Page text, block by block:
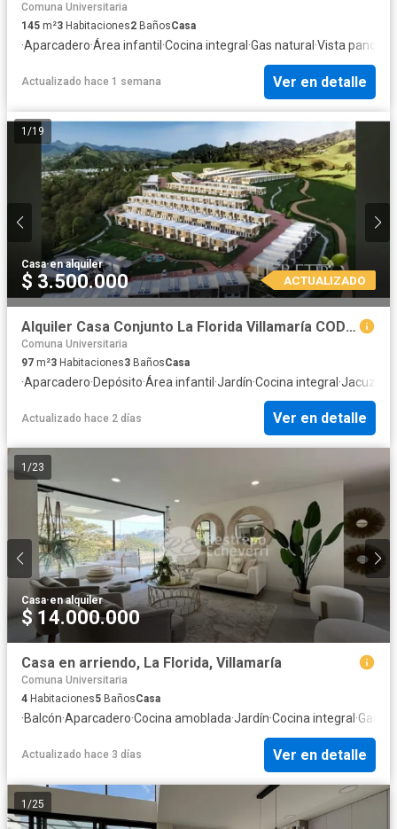
Comuna Universitaria
145 m²3 Habitaciones2 BañosCasa
·Aparcadero·Área infantil ·Cocina integral ·Gas natural ·Vista
Actualizado hace 1 semana Ver en detalle
1 /19
Casa·en alquiler
$ 3.500.000 ACTUALIZADO
Alquiler Casa Conjunto La Florida Villamaría COD 10235681
Comuna Universitaria
97 m²3 Habitaciones3 BañosCasa
·Aparcadero·Depósito·Área infantil ·Jardín·Cocina integral ·Jacuzzi
Actualizado hace 2 días Ver en detalle
1 /23
Casa·en alquiler
$ 14.000.000
Casa en arriendo, La Florida, Villamaría
Comuna Universitaria
4 Habitaciones5 BañosCasa
·Balcón·Aparcadero·Cocina amoblada·Jardín·Cocina integral ·Gas
Actualizado hace 3 días Ver en detalle
1 /25